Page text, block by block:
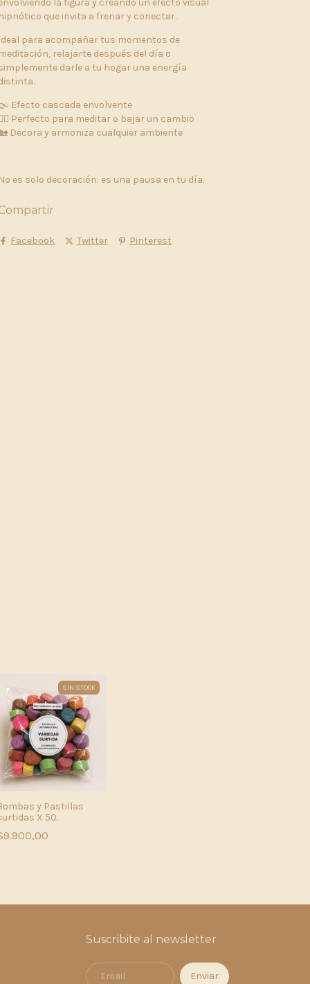
que invita a frenar y conectar.
para acompañar tus momentos de
relajarte después del día o
darle a tu hogar una energía
Efecto cascada envolvente
Perfecto para meditar o bajar un cambio
Decora y armoniza cualquier ambiente
es solo decoración: es una pausa en tu día.
Facebook Twitter Pinterest
SIN STOCK
y Pastillas
X 50.
Suscribite al newsletter